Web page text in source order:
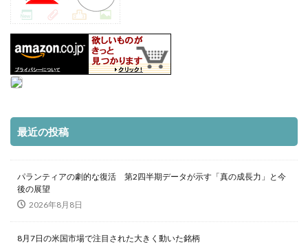
最近の投稿
パランティアの劇的な復活 第2四半期データが示す「真の成長力」と今
後の展望
2026年8月8日
8月7日の米国市場で注目された大きく動いた銘柄